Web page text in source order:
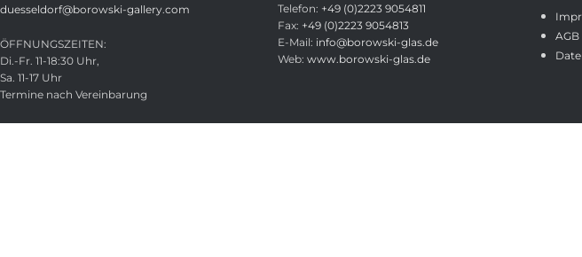
duesseldorf@borowski-gallery.com
ÖFFNUNGSZEITEN:
Di.-Fr. 11-18:30 Uhr,
Sa. 11-17 Uhr
Termine nach Vereinbarung
Telefon: +49 (0)2223 9054811
Fax: +49 (0)2223 9054813
E-Mail: info@borowski-glas.de
Web: www.borowski-glas.de
AGB